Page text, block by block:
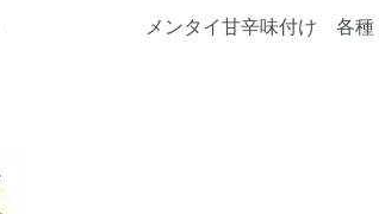
メンタイ甘辛味付け 各種